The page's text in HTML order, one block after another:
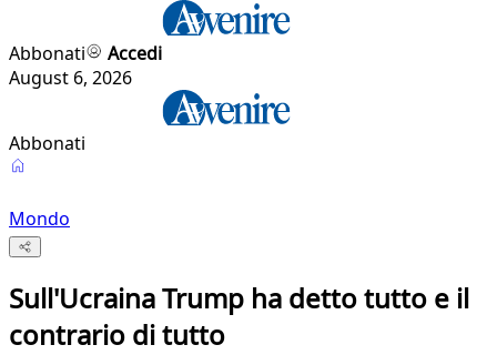
Abbonati
Accedi
August 6, 2026
Abbonati
Mondo
Sull'Ucraina Trump ha detto tutto e il
contrario di tutto